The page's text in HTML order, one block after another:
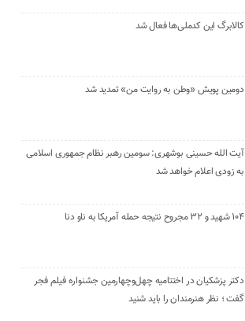
کالابرگ این کدملی‌ها فعال شد
دومین پویش «وطن به روایت من» تمدید شد
آیت الله حسینی بوشهری: سومین رهبر نظام جمهوری اسلامی
به زودی اعلام خواهد شد
۱۰۴ شهید و ۳۲ مجروح نتیجه حمله آمریکا به ناو دنا
دکتر پزشکیان در اختتامیه چهل‌وچهارمین جشنواره فیلم فجر
گفت ؛ نظر هنرمندان را باید شنید